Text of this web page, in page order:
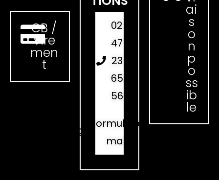
CB /
Vire
men
t
02
47
23
65
56
Formulaire
mail
ai
s
o
n
p
o
ss
ib
le